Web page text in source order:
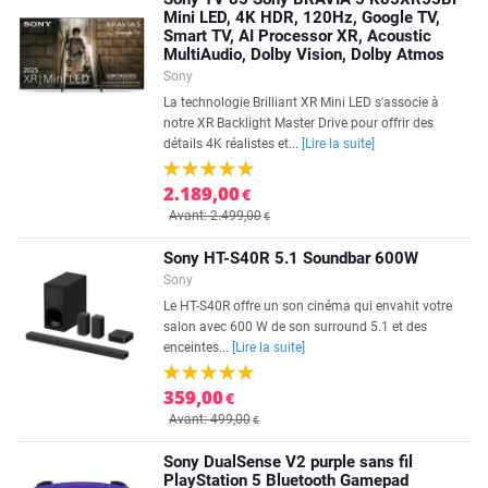
Mini LED, 4K HDR, 120Hz, Google TV,
Smart TV, AI Processor XR, Acoustic
MultiAudio, Dolby Vision, Dolby Atmos
Sony
La technologie Brilliant XR Mini LED s'associe à
notre XR Backlight Master Drive pour offrir des
détails 4K réalistes et...
[Lire la suite]
2.189,00€
Avant: 2.499,00€
Sony HT-S40R 5.1 Soundbar 600W
Sony
Le HT-S40R offre un son cinéma qui envahit votre
salon avec 600 W de son surround 5.1 et des
enceintes...
[Lire la suite]
359,00€
Avant: 499,00€
Sony DualSense V2 purple sans fil
PlayStation 5 Bluetooth Gamepad